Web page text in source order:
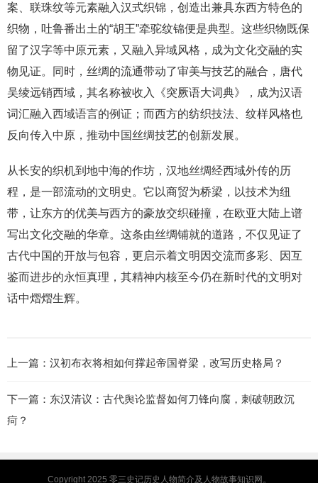
案、联珠纹等元素融入汉式织锦，创造出兼具东西方特色的
织物，吐鲁番出土的“胡王”牵驼纹锦便是典型。这些织物既保
留了汉字等中原元素，又融入异域风格，成为文化交融的实
物见证。同时，丝绸的流通带动了审美与技艺的融合，唐代
吴绫远销西域，其名称被收入《突厥语大词典》，成为汉语
词汇融入西域语言的例证；而西方的纺织技法、纹样风格也
反向传入中原，推动中国丝绸技艺的创新发展。
从长安的织机到地中海的作坊，汉地丝绸经西域外传的历
程，是一部流动的文明史。它以商贸为桥梁，以技术为纽
带，让东方的优美与西方的豪放交织碰撞，在欧亚大陆上谱
写出文化交融的华章。这条由丝绸铺就的道路，不仅见证了
古代中国的开放与包容，更启示着文明因交流而多彩、因互
鉴而进步的永恒真理，其精神内核至今仍在新时代的文明对
话中熠熠生辉。
上一篇： 汉初布衣将相如何撑起帝国脊梁，改写历史格局？
下一篇： 东汉清议：古代舆论监督如何刀锋向腐，刺破朝政沉
疴？
Copyright 2025 零三史记历史人物简介及人物故事知识网。